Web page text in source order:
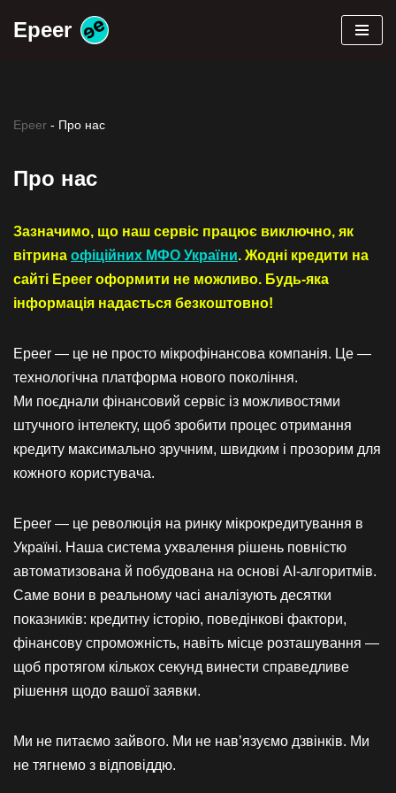
Epeer
Epeer - Про нас
Про нас
Зазначимо, що наш сервіс працює виключно, як
вітрина офіційних МФО України. Жодні кредити на
сайті Epeer оформити не можливо. Будь-яка
інформація надається безкоштовно!
Epeer — це не просто мікрофінансова компанія. Це —
технологічна платформа нового покоління.
Ми поєднали фінансовий сервіс із можливостями
штучного інтелекту, щоб зробити процес отримання
кредиту максимально зручним, швидким і прозорим для
кожного користувача.
Epeer — це революція на ринку мікрокредитування в
Україні. Наша система ухвалення рішень повністю
автоматизована й побудована на основі AI-алгоритмів.
Саме вони в реальному часі аналізують десятки
показників: кредитну історію, поведінкові фактори,
фінансову спроможність, навіть місце розташування —
щоб протягом кількох секунд винести справедливе
рішення щодо вашої заявки.
Ми не питаємо зайвого. Ми не нав’язуємо дзвінків. Ми
не тягнемо з відповіддю.